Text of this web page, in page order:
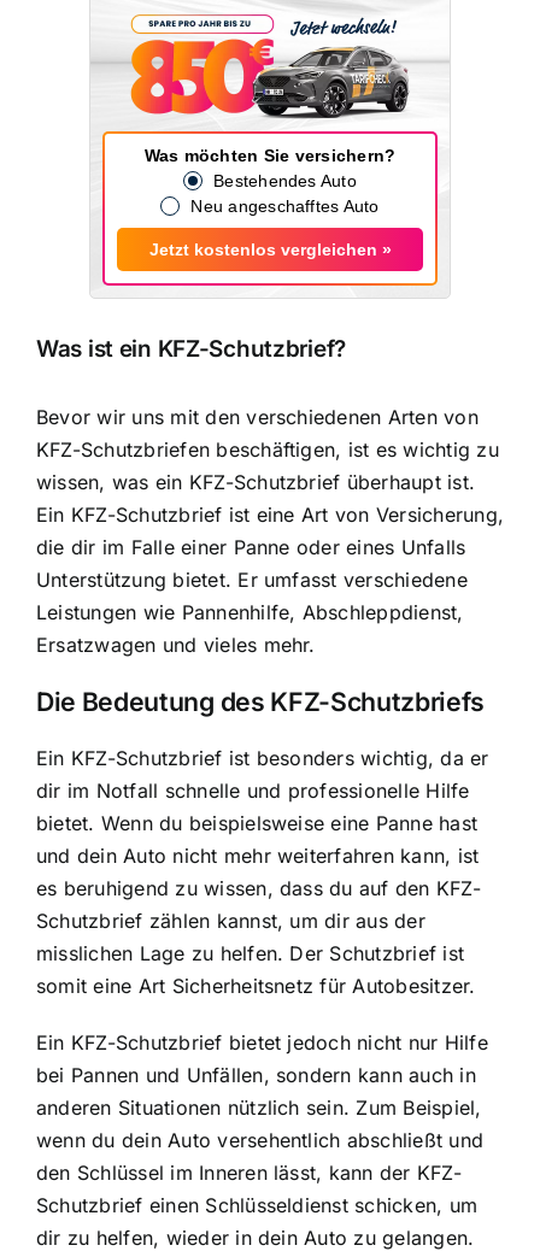
Was möchten Sie versichern?
Bestehendes Auto
Neu angeschafftes Auto
Jetzt kostenlos vergleichen »
Was ist ein KFZ-Schutzbrief?
Bevor wir uns mit den verschiedenen Arten von
KFZ-Schutzbriefen beschäftigen, ist es wichtig zu
wissen, was ein KFZ-Schutzbrief überhaupt ist.
Ein KFZ-Schutzbrief ist eine Art von Versicherung,
die dir im Falle einer Panne oder eines Unfalls
Unterstützung bietet. Er umfasst verschiedene
Leistungen wie Pannenhilfe, Abschleppdienst,
Ersatzwagen und vieles mehr.
Die Bedeutung des KFZ-Schutzbriefs
Ein KFZ-Schutzbrief ist besonders wichtig, da er
dir im Notfall schnelle und professionelle Hilfe
bietet. Wenn du beispielsweise eine Panne hast
und dein Auto nicht mehr weiterfahren kann, ist
es beruhigend zu wissen, dass du auf den KFZ-
Schutzbrief zählen kannst, um dir aus der
misslichen Lage zu helfen. Der Schutzbrief ist
somit eine Art Sicherheitsnetz für Autobesitzer.
Ein KFZ-Schutzbrief bietet jedoch nicht nur Hilfe
bei Pannen und Unfällen, sondern kann auch in
anderen Situationen nützlich sein. Zum Beispiel,
wenn du dein Auto versehentlich abschließt und
den Schlüssel im Inneren lässt, kann der KFZ-
Schutzbrief einen Schlüsseldienst schicken, um
dir zu helfen, wieder in dein Auto zu gelangen.